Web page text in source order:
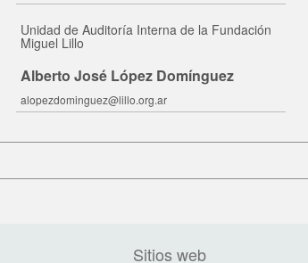
Unidad de Auditoría Interna de la Fundación
Miguel Lillo
Alberto José López Domínguez
alopezdominguez@lillo.org.ar
Sitios web